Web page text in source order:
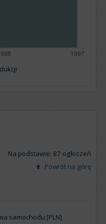
Na podstawie: 87 ogłoszeń
Powrót na górę
samochodu [PLN]